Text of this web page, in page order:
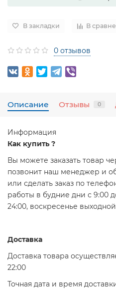
В закладки В
0 отзывов
Описание Отзывы 0
Информация
Как купить ?
Вы можете заказать товар
позвонит наш менеджер и
или сделать заказ по
работы в будние дни с 9:00
24:00, воскресенье
Доставка
Доставка товара
22:00
Точная дата и время